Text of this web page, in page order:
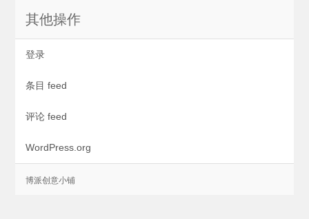
其他操作
登录
条目 feed
评论 feed
WordPress.org